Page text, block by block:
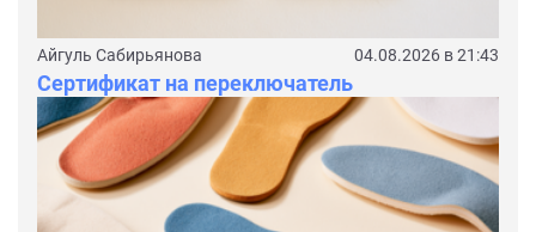
Айгуль Сабирьянова 04.08.2026 в 21:43
Сертификат на переключатель